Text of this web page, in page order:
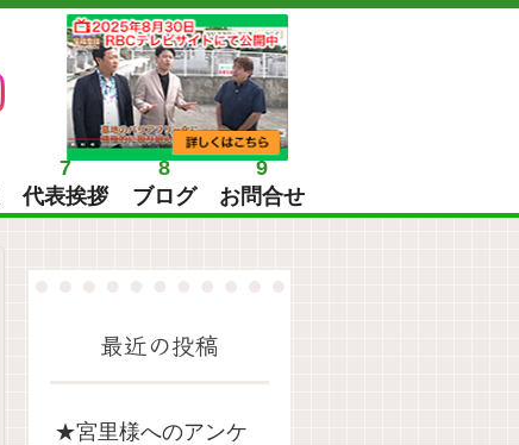
7
代表挨拶
8
ブログ
9
お問合せ
最近の投稿
★宮里様へのアンケ